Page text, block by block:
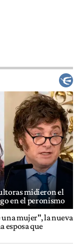
midieron el
en el peronismo
una mujer", la nueva
esposa que